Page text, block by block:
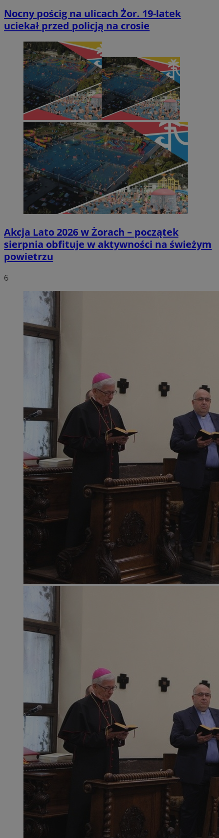
Nocny pościg na ulicach Żor. 19-latek
uciekał przed policją na crosie
Akcja Lato 2026 w Żorach – początek
sierpnia obfituje w aktywności na świeżym
powietrzu
6